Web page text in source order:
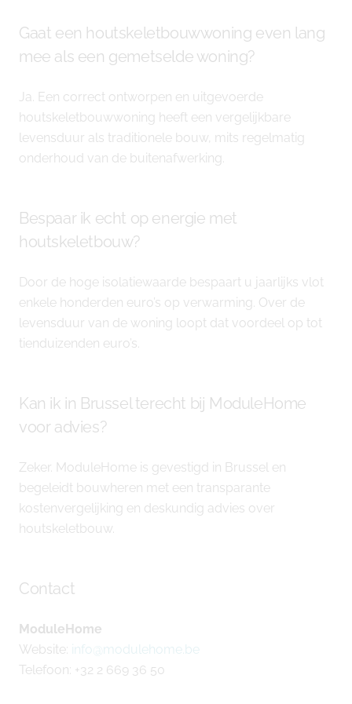
Gaat een houtskeletbouwwoning even lang
mee als een gemetselde woning?
Ja. Een correct ontworpen en uitgevoerde
houtskeletbouwwoning heeft een vergelijkbare
levensduur als traditionele bouw, mits regelmatig
onderhoud van de buitenafwerking.
Bespaar ik echt op energie met
houtskeletbouw?
Door de hoge isolatiewaarde bespaart u jaarlijks vlot
enkele honderden euro’s op verwarming. Over de
levensduur van de woning loopt dat voordeel op tot
tienduizenden euro’s.
Kan ik in Brussel terecht bij ModuleHome
voor advies?
Zeker. ModuleHome is gevestigd in Brussel en
begeleidt bouwheren met een transparante
kostenvergelijking en deskundig advies over
houtskeletbouw.
Contact
ModuleHome
Website:
info@modulehome.be
Telefoon: +32 2 669 36 50